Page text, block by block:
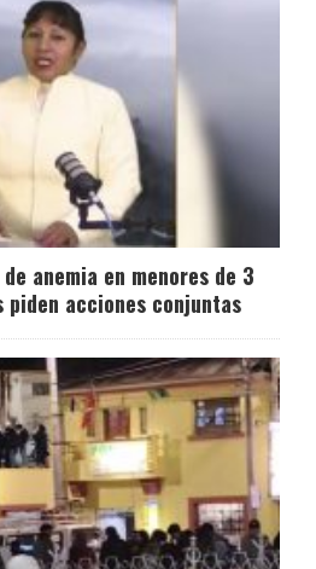
anemia en menores de 3
acciones conjuntas